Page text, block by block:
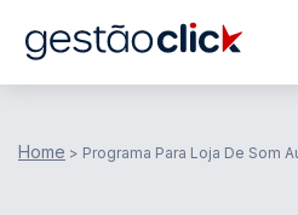
Home > Programa Para Loja De Som